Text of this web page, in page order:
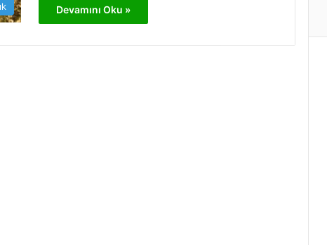
Devamını Oku »